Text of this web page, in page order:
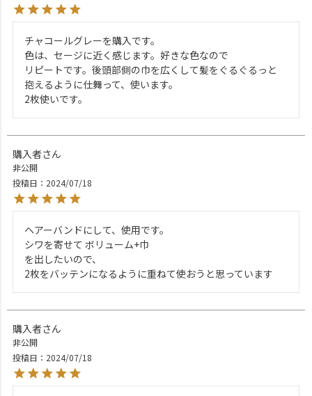
チャコールグレーを購入です。
色は、セージに近く感じます。好きな色なので
リピートです。後頭部側の巾を広くして髪をぐるぐるっと
抱えるように仕舞って、使います。
2枚使いです。
購入者
非公開
投稿日
2024/07/18
ヘアーバンドにして、使用です。
シワを寄せて ボリューム+巾
を出したいので、
2枚をバッテンになるように重ねて使おうと思っています
購入者
非公開
投稿日
2024/07/18